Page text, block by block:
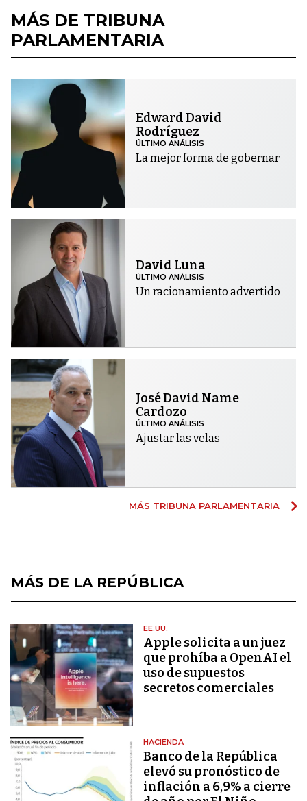
MÁS DE TRIBUNA
PARLAMENTARIA
Edward David
Rodríguez
ÚLTIMO ANÁLISIS
La mejor forma de gobernar
David Luna
ÚLTIMO ANÁLISIS
Un racionamiento advertido
José David Name
Cardozo
ÚLTIMO ANÁLISIS
Ajustar las velas
MÁS TRIBUNA PARLAMENTARIA
MÁS DE LA REPÚBLICA
EE.UU.
Apple solicita a un juez
que prohíba a OpenAI el
uso de supuestos
secretos comerciales
HACIENDA
Banco de la República
elevó su pronóstico de
inflación a 6,9% a cierre